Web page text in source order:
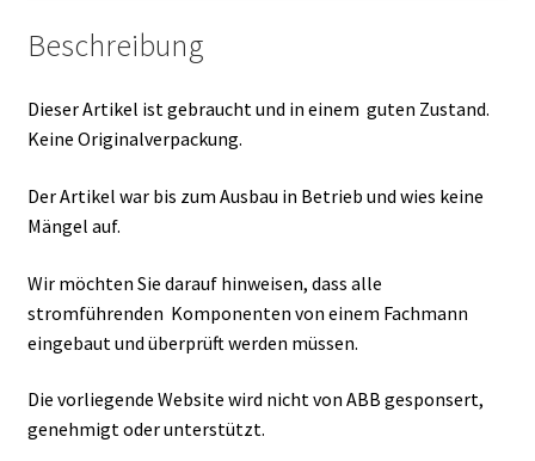
Beschreibung
Dieser Artikel ist gebraucht und in einem guten Zustand.
Keine Originalverpackung.
Der Artikel war bis zum Ausbau in Betrieb und wies keine
Mängel auf.
Wir möchten Sie darauf hinweisen, dass alle
stromführenden Komponenten von einem Fachmann
eingebaut und überprüft werden müssen.
Die vorliegende Website wird nicht von ABB gesponsert,
genehmigt oder unterstützt.